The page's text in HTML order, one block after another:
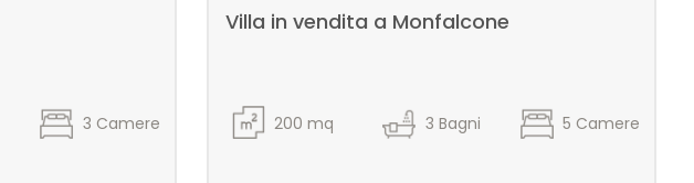
3 Camere
Villa in vendita a Monfalcone
200 mq 3 Bagni 5 Camere